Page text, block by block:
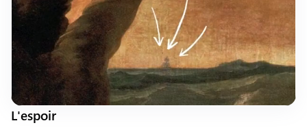
L'espoir